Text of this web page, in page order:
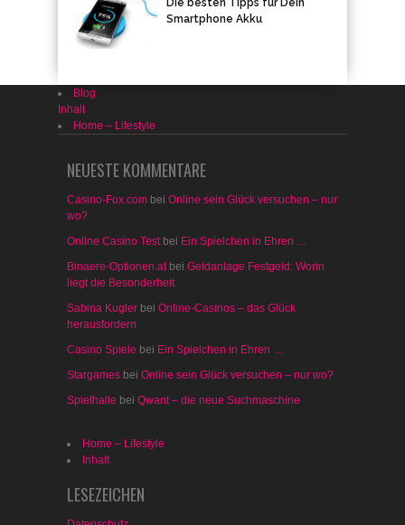
Smartphone Akku
Blog
Inhalt
Home – Lifestyle
NEUESTE KOMMENTARE
Casino-Fox.com bei Online sein Glück versuchen – nur
wo?
Online Casino Testbei Ein Spielchen in Ehren …
Binaere-Optionen.atbei Geldanlage Festgeld: Worin
liegt die Besonderheit
Sabina Kugler bei Online-Casinos – das Glück
herausfordern
Casino Spiele bei Ein Spielchen in Ehren …
Stargames bei Online sein Glück versuchen – nur wo?
Spielhalle bei Qwant – die neue Suchmaschine
Home – Lifestyle
Inhalt
LESEZEICHEN